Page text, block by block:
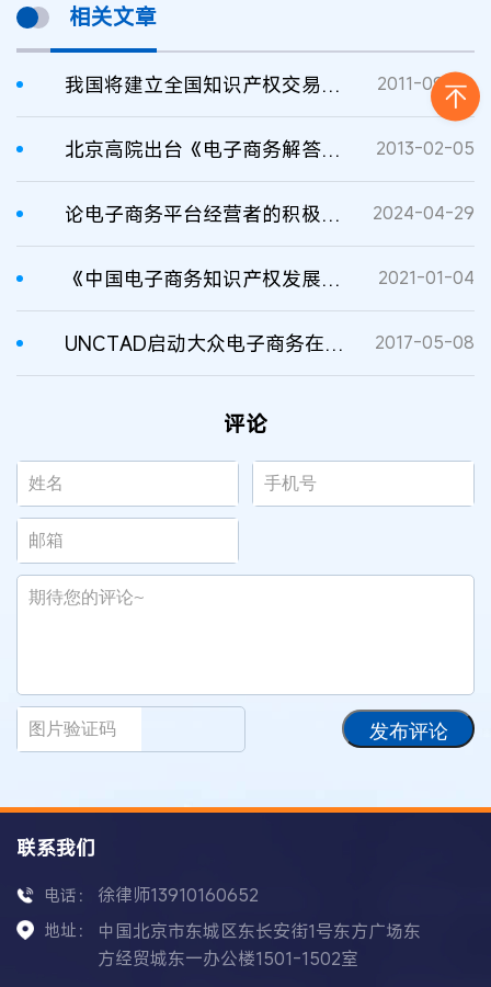
相关文章
我国将建立全国知识产权交易市场 2011-09-08
北京高院出台《电子商务解答》规范审理电子商务知产案件 2013-02-05
论电子商务平台经营者的积极协助义务 2024-04-29
《中国电子商务知识产权发展研究报告（2020）》显示 我国电子商务领域知识产权保护持续发力 2021-01-04
UNCTAD启动大众电子商务在线平台 2017-05-08
评论
发布评论
联系我们
电话： 徐律师13910160652
地址：
中国北京市东城区东长安街1号东方广场东
方经贸城东一办公楼1501-1502室